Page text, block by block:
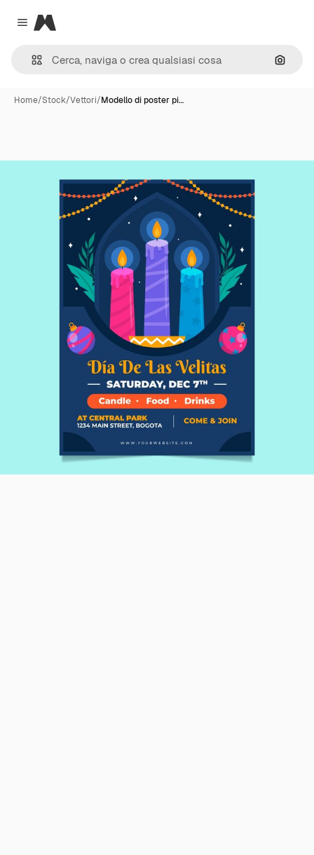
Close menu
Magnific
Cerca
Home/Stock/Vettori/Modello di poster pi…